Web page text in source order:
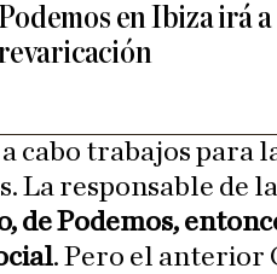
en Ibiza irá a
cabo trabajos para
La responsable de
de Podemos,
. Pero el anterior